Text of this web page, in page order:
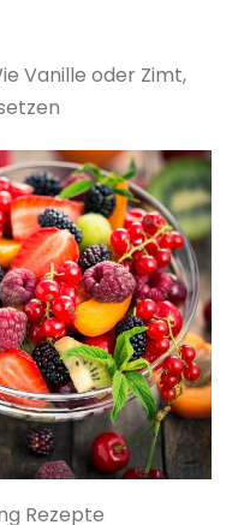
Vanille oder Zimt,
Rezepte